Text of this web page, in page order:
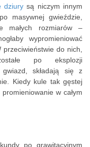
dziury są niczym innym
masywnej gwieździe,
małych rozmiarów –
wypromieniować
do nich,
po eksplozji
składają się z
Kiedy kule tak gęstej
w całym
po grawitacyjnym